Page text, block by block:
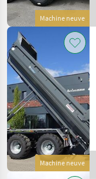
Machine neuve
Machine neuve